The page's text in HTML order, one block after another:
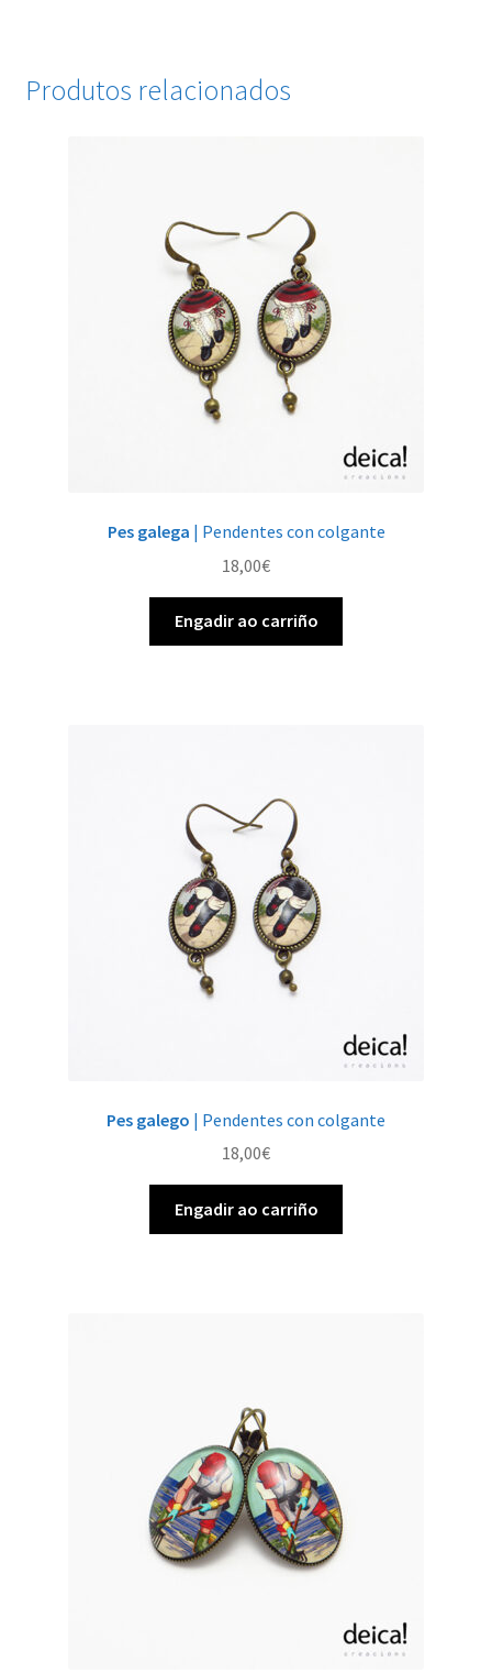
Produtos relacionados
Pes galega | Pendentes con colgante
18,00€
Engadir ao carriño
Pes galego | Pendentes con colgante
18,00€
Engadir ao carriño